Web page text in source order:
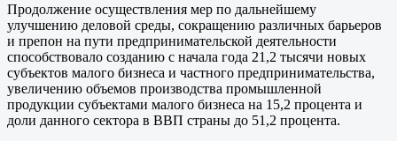
Продолжение осуществления мер по дальнейшему
улучшению деловой среды, сокращению различных барьеров
и препон на пути предпринимательской деятельности
способствовало созданию с начала года 21,2 тысячи новых
субъектов малого бизнеса и частного предпринимательства,
увеличению объемов производства промышленной
продукции субъектами малого бизнеса на 15,2 процента и
доли данного сектора в ВВП страны до 51,2 процента.